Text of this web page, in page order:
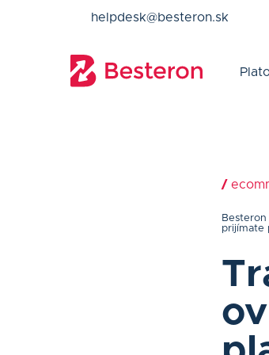
helpdesk@besteron.sk
/
Besteron
prijímate